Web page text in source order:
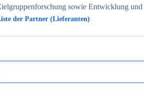
70+
sowie Entwicklung
der Partner (Lieferanten)